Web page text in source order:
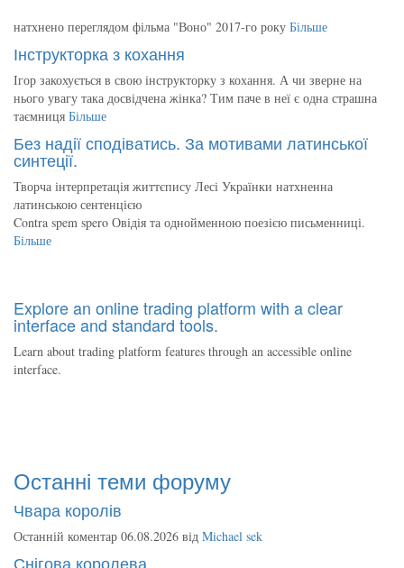
натхнено переглядом фільма "Воно" 2017-го року Більше
Інструкторка з кохання
Ігор закохується в свою інструкторку з кохання. А чи зверне на
нього увагу така досвідчена жінка? Тим паче в неї є одна страшна
таємниця Більше
Без надії сподіватись. За мотивами латинської
синтеції.
Творча інтерпретація життєпису Лесі Українки натхненна
латинською сентенцією
Contra spem spero Овідія та однойменною поезією письменниці.
Більше
Explore an online trading platform with a clear
interface and standard tools.
Learn about trading platform features through an accessible online
interface.
Останні теми форуму
Чвара королів
Останній коментар 06.08.2026 від Michael sek
Снігова королева